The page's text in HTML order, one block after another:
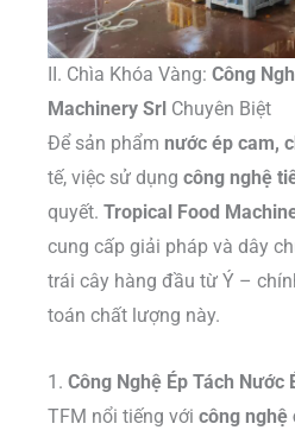
II. Chìa Khóa Vàng: Công
Machinery Srl Chuyên Biệt
Để sản phẩm nước ép cam,
tế, việc sử dụng công nghệ
quyết. Tropical Food
cung cấp giải pháp và dây
trái cây hàng đầu từ Ý –
toán chất lượng này.
1. Công Nghệ Ép Tách Nước
TFM nổi tiếng với công nghệ